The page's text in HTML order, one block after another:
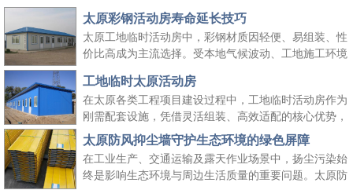
太原彩钢活动房寿命延长技巧
太原工地临时活动房中，彩钢材质因轻便、易组装、性
价比高成为主流选择。受本地气候波动、工地施工环境
握科学的养护方法，既能延长其使用周期、降低工地周
转成本，又能保障太原工地临时活动房的使用安全，适
配长期施工场景需求。
工地临时太原活动房
在太原各类工程项目建设过程中，工地临时活动房作为
刚需配套设施，凭借灵活组装、高效适配的核心优势，
成为保障施工团队生活与工作的重要空间载体。它既能
快速响应工地临时空间需求，又能适配太原本地气候与
施工场景特点，为工程项目顺利推进提供坚实支撑，同
时契合绿色施工、高效管控的行业理念。
太原防风抑尘墙守护生态环境的绿色屏障
在工业生产、交通运输及露天作业场景中，扬尘污染始
终是影响生态环境与周边生活质量的重要问题。太原防